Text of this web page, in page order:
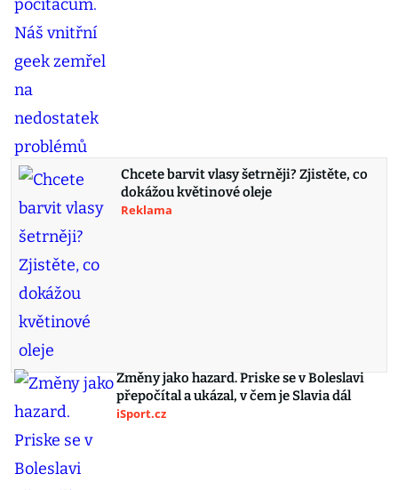
Chcete barvit vlasy šetrněji? Zjistěte, co
dokážou květinové oleje
Reklama
Změny jako hazard. Priske se v Boleslavi
přepočítal a ukázal, v čem je Slavia dál
iSport.cz